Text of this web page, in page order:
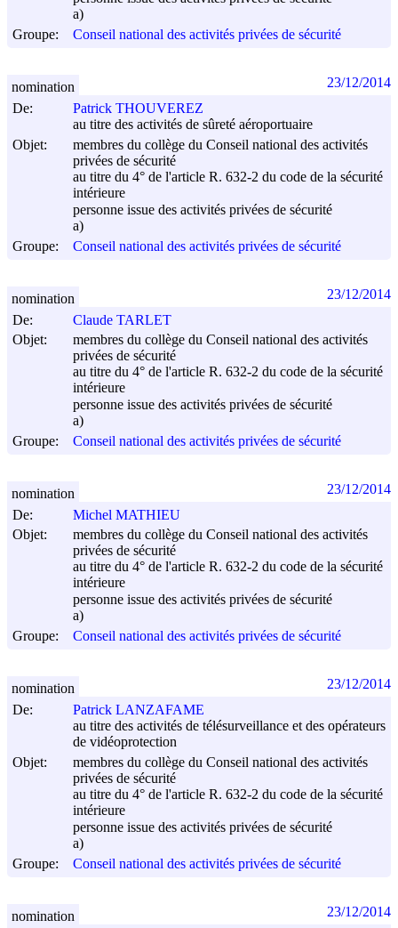
a)
Groupe:
Conseil national des activités privées de sécurité
De:
Patrick THOUVEREZ
au titre des activités de sûreté aéroportuaire
Objet:
membres du collège du Conseil national des activités
privées de sécurité
au titre du 4° de l'article R. 632-2 du code de la sécurité
intérieure
personne issue des activités privées de sécurité
a)
Groupe:
Conseil national des activités privées de sécurité
nomination 23/12/2014
De:
Claude TARLET
Objet:
membres du collège du Conseil national des activités
privées de sécurité
au titre du 4° de l'article R. 632-2 du code de la sécurité
intérieure
personne issue des activités privées de sécurité
a)
Groupe:
Conseil national des activités privées de sécurité
nomination 23/12/2014
De:
Michel MATHIEU
Objet:
membres du collège du Conseil national des activités
privées de sécurité
au titre du 4° de l'article R. 632-2 du code de la sécurité
intérieure
personne issue des activités privées de sécurité
a)
Groupe:
Conseil national des activités privées de sécurité
nomination 23/12/2014
De:
Patrick LANZAFAME
au titre des activités de télésurveillance et des opérateurs
de vidéoprotection
Objet:
membres du collège du Conseil national des activités
privées de sécurité
au titre du 4° de l'article R. 632-2 du code de la sécurité
intérieure
personne issue des activités privées de sécurité
a)
Groupe:
Conseil national des activités privées de sécurité
nomination 23/12/2014
nomination 23/12/2014